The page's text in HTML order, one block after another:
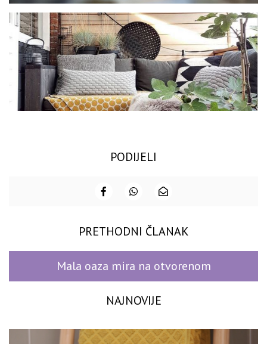
PODIJELI
PRETHODNI ČLANAK
Mala oaza mira na otvorenom
NAJNOVIJE